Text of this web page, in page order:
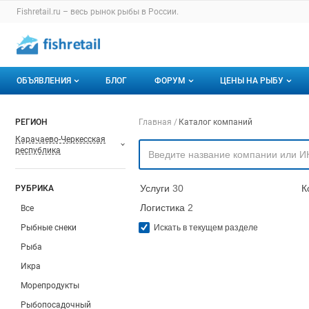
Раздел навигации по сайту fishretail.ru
Fishretail.ru – весь рынок рыбы в России.
Авторизация и меню пользователя
Навигация по разделам сайта fishretail.ru
ОБЪЯВЛЕНИЯ
Горячее предложение
Мои объявления
БЛОГ ФОРУМ
Избранные
С моим участием
ЦЕНЫ НА РЫБУ
Актуальные
Динамика цен
РЕГИОН
Карачаево-Черкесская
республика
РУБРИКА
Все
Рыбные снеки
Рыба
Икра
Морепродукты
Рыбопосадочный
Навигация по
Главная Каталог компаний
Услуги 30
Логистика 2
Искать в текущем разделе